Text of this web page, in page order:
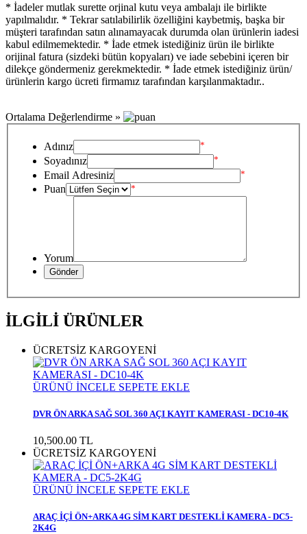
* İadeler mutlak surette orjinal kutu veya ambalajı ile birlikte
yapılmalıdır. * Tekrar satılabilirlik özelliğini kaybetmiş, başka bir
müşteri tarafından satın alınamayacak durumda olan ürünlerin iadesi
kabul edilmemektedir. * İade etmek istediğiniz ürün ile birlikte
orijinal fatura (sizdeki bütün kopyaları) ve iade sebebini içeren bir
dilekçe göndermeniz gerekmektedir. * İade etmek istediğiniz ürün/
ürünlerin kargo ücreti firmamız tarafından karşılanmaktadır..
Ortalama Değerlendirme »
Adınız *
Soyadınız *
Email Adresiniz *
Puan *
Yorum
İLGİLİ ÜRÜNLER
ÜCRETSİZ KARGOYENİ
ÜRÜNÜ İNCELE SEPETE EKLE
DVR ÖN ARKA SAĞ SOL 360 AÇI KAYIT KAMERASI - DC10-4K
10,500.00 TL
ÜCRETSİZ KARGOYENİ
ÜRÜNÜ İNCELE SEPETE EKLE
ARAÇ İÇİ ÖN+ARKA 4G SİM KART DESTEKLİ KAMERA - DC5-
2K4G